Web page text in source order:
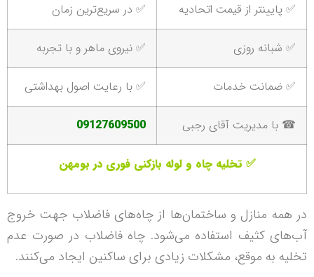
✅ پایینتر از قیمت اتحادیه ✅ در سریع‌ترین زمان
✅ شبانه روزی ✅ نیروی ماهر و با تجربه
✅ ضمانت خدمات ✅ با رعایت اصول بهداشتی
☎ با مدیریت آقای رجبی 09127609500
✅ تخلیه چاه و لوله بازکنی فوری در بومهن
در همه منازل و ساختمان‌ها از چاه‌های فاضلاب جهت خروج
آب‌های کثیف استفاده می‌شود. چاه فاضلاب در صورت عدم
تخلیه به موقع، مشکلات زیادی برای ساکنین ایجاد می‌کنند.